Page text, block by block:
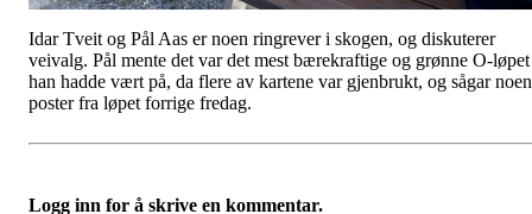
Idar Tveit og Pål Aas er noen ringrever i skogen, og diskuterer
veivalg. Pål mente det var det mest bærekraftige og grønne O-løpet
han hadde vært på, da flere av kartene var gjenbrukt, og sågar noen
poster fra løpet forrige fredag.
Logg inn for å skrive en kommentar.